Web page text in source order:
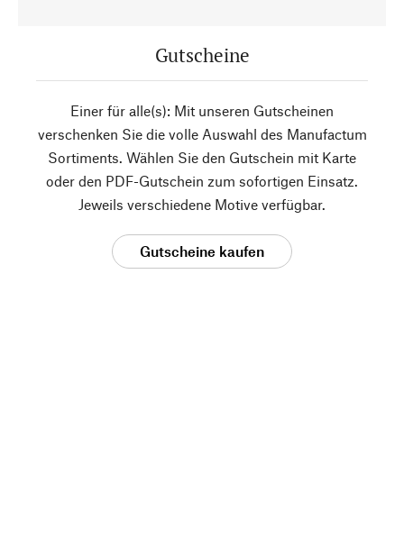
Gutscheine
Einer für alle(s): Mit unseren Gutscheinen
verschenken Sie die volle Auswahl des Manufactum
Sortiments. Wählen Sie den Gutschein mit Karte
oder den PDF-Gutschein zum sofortigen Einsatz.
Jeweils verschiedene Motive verfügbar.
Gutscheine kaufen